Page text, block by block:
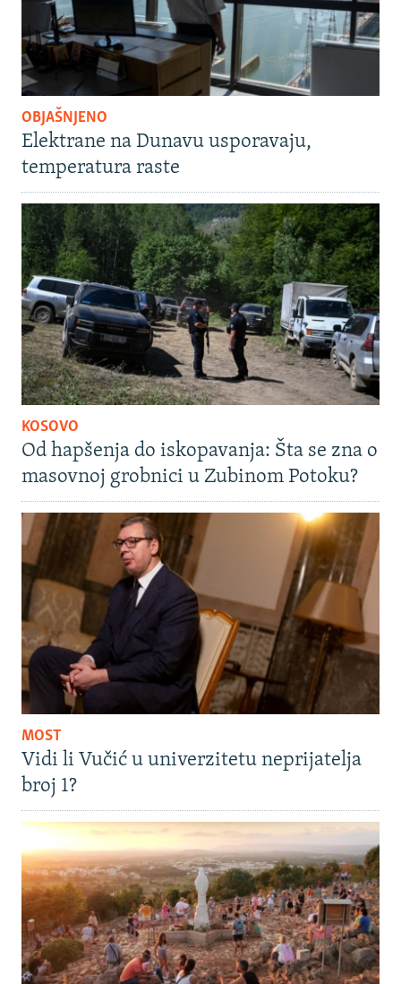
OBJAŠNJENO
Elektrane na Dunavu usporavaju,
temperatura raste
KOSOVO
Od hapšenja do iskopavanja: Šta se zna o
masovnoj grobnici u Zubinom Potoku?
MOST
Vidi li Vučić u univerzitetu neprijatelja
broj 1?